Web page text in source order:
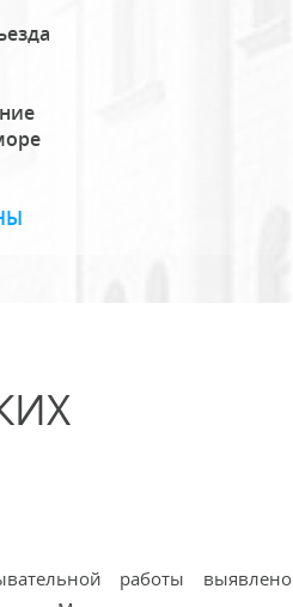
работы выявлено